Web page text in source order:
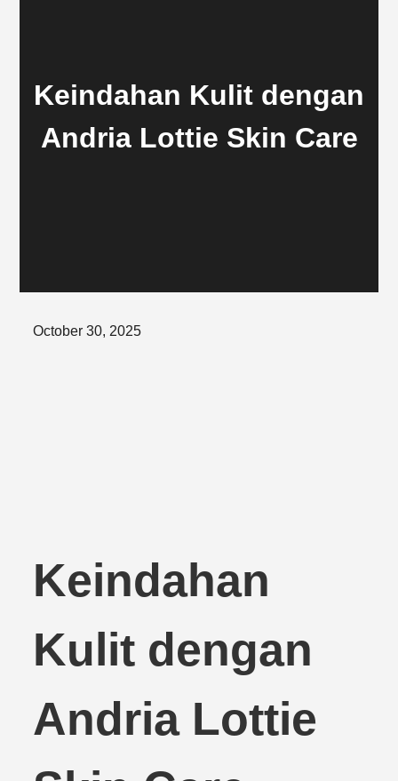
Keindahan Kulit dengan
Andria Lottie Skin Care
Posted
October 30, 2025
Keindahan
Kulit dengan
Andria Lottie